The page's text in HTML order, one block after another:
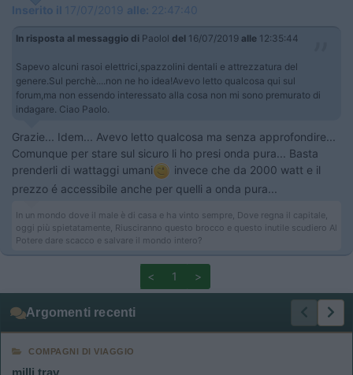
Inserito il 17/07/2019 alle: 22:47:40
In risposta al messaggio di Paolol del 16/07/2019 alle 12:35:44
Sapevo alcuni rasoi elettrici,spazzolini dentali e attrezzatura del
genere.Sul perchè....non ne ho idea!Avevo letto qualcosa qui sul
forum,ma non essendo interessato alla cosa non mi sono premurato di
indagare. Ciao Paolo.
Grazie... Idem... Avevo letto qualcosa ma senza approfondire...
Comunque per stare sul sicuro li ho presi onda pura... Basta
prenderli di wattaggi umani
invece che da 2000 watt e il
prezzo é accessibile anche per quelli a onda pura...
In un mondo dove il male è di casa e ha vinto sempre, Dove regna il capitale,
oggi più spietatamente, Riusciranno questo brocco e questo inutile scudiero Al
Potere dare scacco e salvare il mondo intero?
< 1 >
Argomenti recenti
COMPAGNI DI VIAGGIO
milli trav